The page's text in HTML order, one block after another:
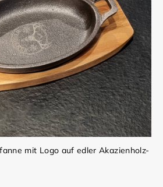
mit Logo auf edler Akazienholz-